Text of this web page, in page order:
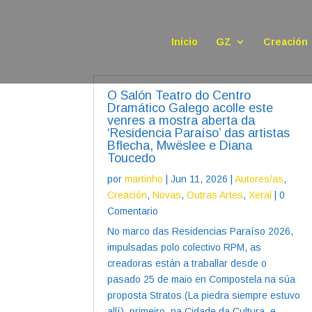
Inicio GZ Creación
O Salón Teatro do Centro
Dramático Galego acolle este
venres a mostra aberta da
‘Residencia Paraíso’ das artistas
Bflecha, Mwëslee e Diana
Toucedo
pormartinho |Jun 11, 2026 |Autores/as,
Creación,Novas,Outras Artes,Xeral | 0
Comentario
No marco das Residencias Paraíso 2026,
impulsadas polo colectivo RPM, as
creadoras están a traballar desde o
pasado 25 de maio en Compostela na súa
proposta Stratos (La piedra siempre estuvo